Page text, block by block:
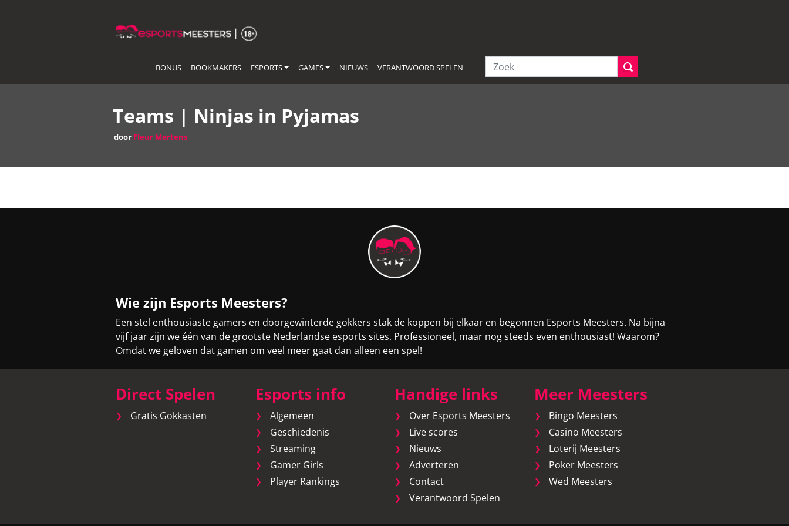
BONUS BOOKMAKERS ESPORTS GAMES NIEUWS VERANTWOORD SPELEN
Teams | Ninjas in Pyjamas
door Fleur Mertens
Wie zijn Esports Meesters?
Een stel enthousiaste gamers en doorgewinterde gokkers stak de koppen bij elkaar en begonnen Esports Meesters. Na bijna
vijf jaar zijn we één van de grootste Nederlandse esports sites. Professioneel, maar nog steeds even enthousiast! Waarom?
Omdat we geloven dat gamen om veel meer gaat dan alleen een spel!
Direct Spelen
Gratis Gokkasten
Esports info
Algemeen
Geschiedenis
Streaming
Gamer Girls
Player Rankings
Handige links
Over Esports Meesters
Live scores
Nieuws
Adverteren
Contact
Verantwoord Spelen
Meer Meesters
Bingo Meesters
Casino Meesters
Loterij Meesters
Poker Meesters
Wed Meesters